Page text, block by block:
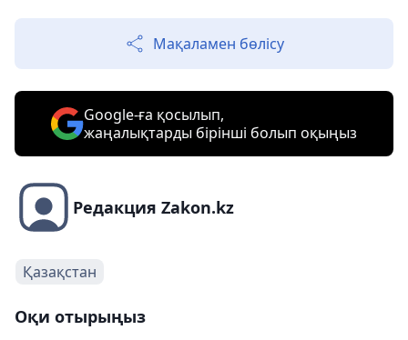
Мақаламен бөлісу
Google-ға қосылып,
жаңалықтарды бірінші болып оқыңыз
Редакция Zakon.kz
Қазақстан
Оқи отырыңыз